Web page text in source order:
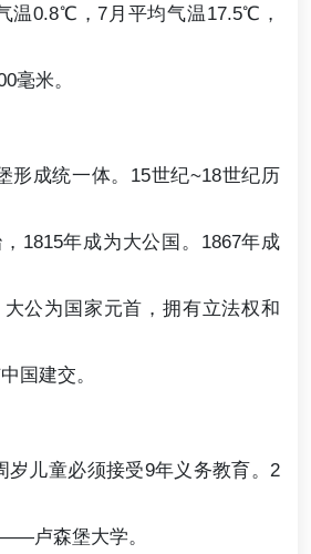
温0.8℃，7月平均气温17.5℃，
毫米。
形成统一体。15世纪~18世纪历
1815年成为大公国。1867年成
公为国家元首，拥有立法权和
国建交。
岁儿童必须接受9年义务教育。2
卢森堡大学。